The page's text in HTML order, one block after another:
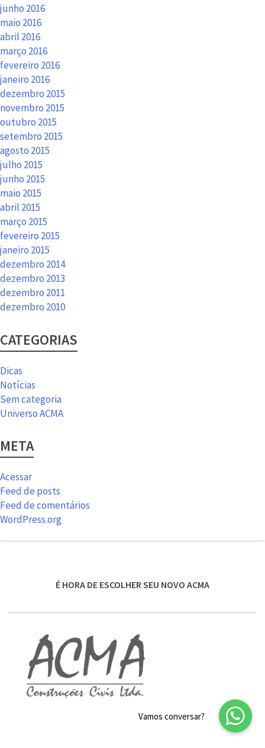
junho 2016
maio 2016
abril 2016
março 2016
fevereiro 2016
janeiro 2016
dezembro 2015
novembro 2015
outubro 2015
setembro 2015
agosto 2015
julho 2015
junho 2015
maio 2015
abril 2015
março 2015
fevereiro 2015
janeiro 2015
dezembro 2014
dezembro 2013
dezembro 2011
dezembro 2010
CATEGORIAS
Dicas
Notícias
Sem categoria
Universo ACMA
META
Acessar
Feed de posts
Feed de comentários
WordPress.org
É HORA DE ESCOLHER SEU NOVO ACMA